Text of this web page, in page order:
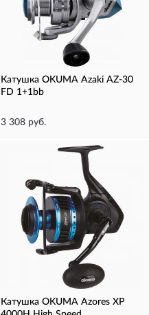
Катушка OKUMA Azaki AZ-30
FD 1+1bb
3 308 руб.
Катушка OKUMA Azores XP